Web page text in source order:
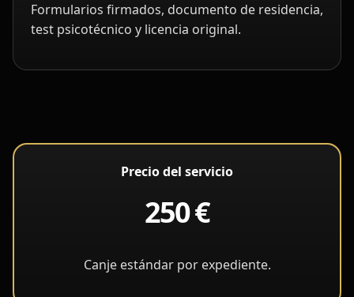
Formularios firmados, documento de residencia,
test psicotécnico y licencia original.
Precio del servicio
250 €
Canje estándar por expediente.